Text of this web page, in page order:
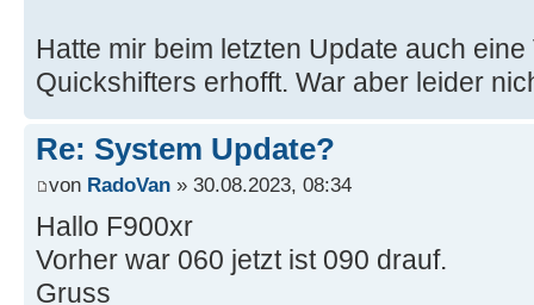
Hatte mir beim letzten Update auch
Quickshifters erhofft. War aber leider
Re: System Update?
von RadoVan » 30.08.2023, 08:34
Hallo F900xr
Vorher war 060 jetzt ist 090 drauf.
Gruss